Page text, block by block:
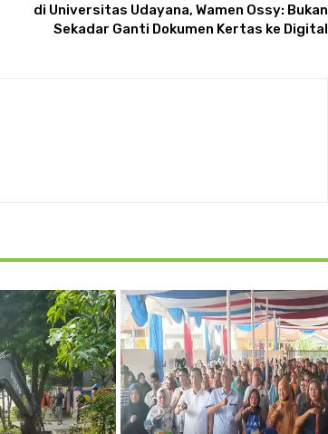
di Universitas Udayana, Wamen Ossy: Bukan
Sekadar Ganti Dokumen Kertas ke Digital